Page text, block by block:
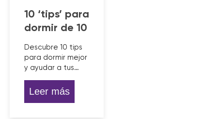
10 ‘tips’ para
dormir de 10
Descubre 10 tips
para dormir mejor
y ayudar a tus…
Leer más